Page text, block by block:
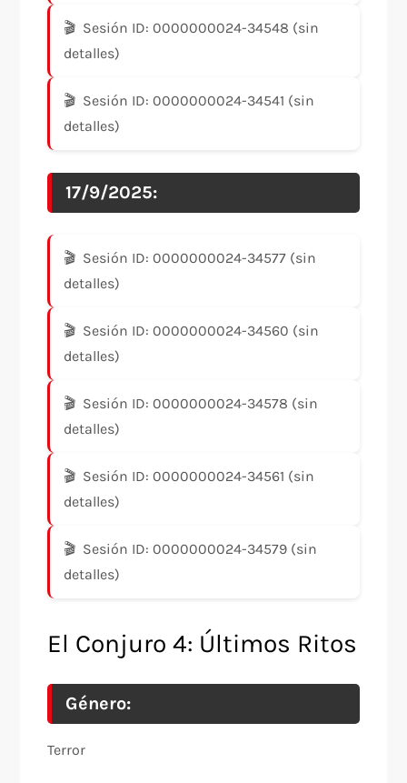
Sesión ID: 0000000024-34548 (sin
detalles)
Sesión ID: 0000000024-34541 (sin
detalles)
17/9/2025:
Sesión ID: 0000000024-34577 (sin
detalles)
Sesión ID: 0000000024-34560 (sin
detalles)
Sesión ID: 0000000024-34578 (sin
detalles)
Sesión ID: 0000000024-34561 (sin
detalles)
Sesión ID: 0000000024-34579 (sin
detalles)
El Conjuro 4: Últimos Ritos
Género:
Terror